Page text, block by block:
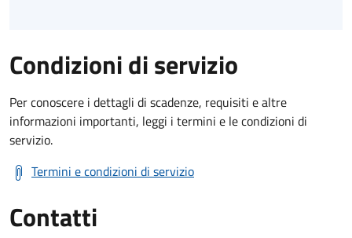
Condizioni di servizio
Per conoscere i dettagli di scadenze, requisiti e altre
informazioni importanti, leggi i termini e le condizioni di
servizio.
Termini e condizioni di servizio
Contatti